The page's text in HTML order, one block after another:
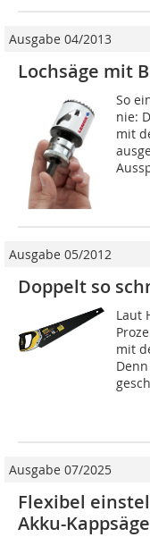
Ausgabe 04/2013
Lochsäge mit
So
nie:
mit
Ausgabe 05/2012
Doppelt so
Laut
mit
Ausgabe 07/2025
Flexibel
Akku-